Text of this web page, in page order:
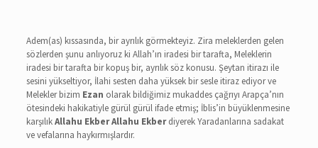
Adem(as) kıssasında, bir ayrılık görmekteyiz. Zira meleklerden gelen
sözlerden şunu anlıyoruz ki Allah’ın iradesi bir tarafta, Meleklerin
iradesi bir tarafta bir kopuş bir, ayrılık söz konusu. Şeytan itirazı ile
sesini yükseltiyor, İlahi sesten daha yüksek bir sesle itiraz ediyor ve
Melekler bizim Ezan olarak bildiğimiz mukaddes çağrıyı Arapça’nın
ötesindeki hakikatiyle gürül gürül ifade etmiş; İblis’in büyüklenmesine
karşılıkAllahu Ekber Allahu Ekberdiyerek Yaradanlarına sadakat
ve vefalarına haykırmışlardır.